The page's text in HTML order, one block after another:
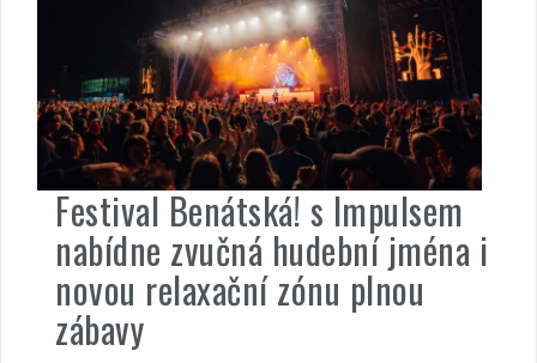
Festival Benátská! s Impulsem
nabídne zvučná hudební jména i
novou relaxační zónu plnou
zábavy